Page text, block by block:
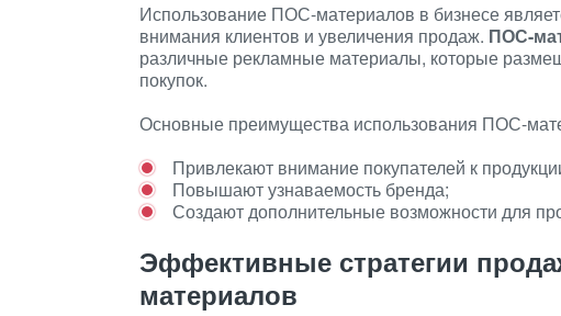
Использование ПОС-материалов в бизнесе
внимания клиентов и увеличения продаж. ПОС-
различные рекламные материалы, которые
покупок.
Основные преимущества использования ПОС-
Привлекают внимание покупателей к
Повышают узнаваемость бренда;
Создают дополнительные возможности для
Эффективные стратегии
материалов